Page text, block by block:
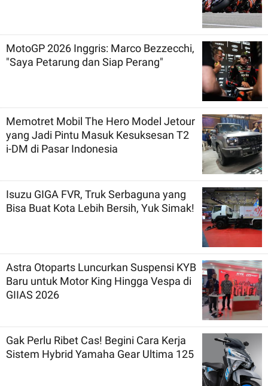
MotoGP 2026 Inggris: Marco Bezzecchi,
"Saya Petarung dan Siap Perang"
Memotret Mobil The Hero Model Jetour
yang Jadi Pintu Masuk Kesuksesan T2
i-DM di Pasar Indonesia
Isuzu GIGA FVR, Truk Serbaguna yang
Bisa Buat Kota Lebih Bersih, Yuk Simak!
Astra Otoparts Luncurkan Suspensi KYB
Baru untuk Motor King Hingga Vespa di
GIIAS 2026
Gak Perlu Ribet Cas! Begini Cara Kerja
Sistem Hybrid Yamaha Gear Ultima 125